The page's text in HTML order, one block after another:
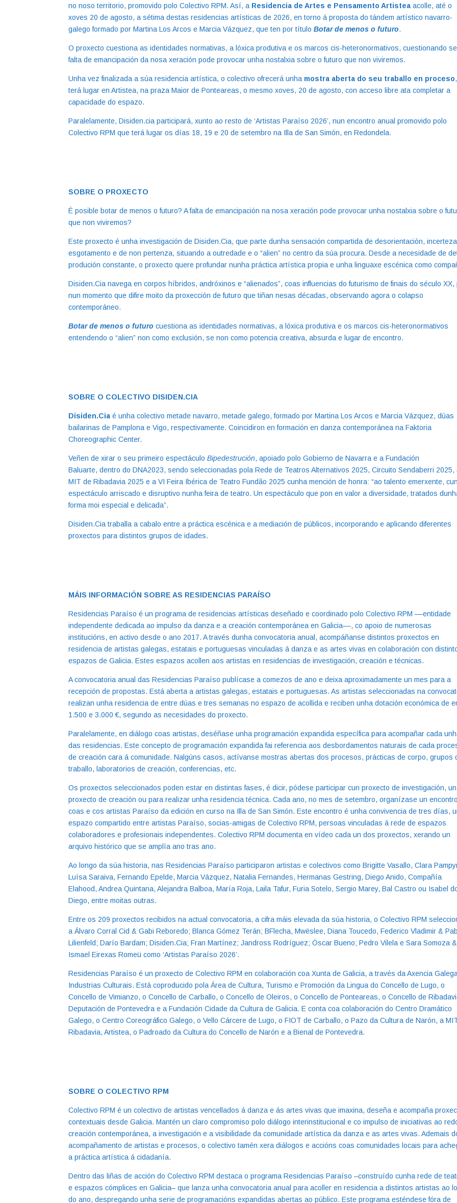
no noso territorio, promovido polo Colectivo RPM. Así, a Residencia de Artes e Pensamento Artistea acolle, até o
xoves 20 de agosto, a sétima destas residencias artísticas de 2026, en torno á proposta do tándem artístico navarro-
galego formado por Martina Los Arcos e Marcia Vázquez, que ten por títuloBotar de menos o futuro.
O proxecto cuestiona as identidades normativas, a lóxica produtiva e os marcos cis-heteronormativos, cuestionando
falta de emancipación da nosa xeración pode provocar unha nostalxia sobre o futuro que non viviremos.
Unha vez finalizada a súa residencia artística, o colectivo ofrecerá unha mostra aberta do seu traballo en proceso
terá lugar en Artistea, na praza Maior de Ponteareas, o mesmo xoves, 20 de agosto, con acceso libre ata completar a
capacidade do espazo.
Paralelamente, Disiden.cia participará, xunto ao resto de ‘Artistas Paraíso 2026’, nun encontro anual promovido polo
Colectivo RPM que terá lugar os días 18, 19 e 20 de setembro na Illa de San Simón, en Redondela.
SOBRE O PROXECTO
É posible botar de menos o futuro? A falta de emancipación na nosa xeración pode provocar unha nostalxia sobre o
que non viviremos?
Este proxecto é unha investigación de Disiden.Cia, que parte dunha sensación compartida de desorientación,
esgotamento e de non pertenza, situando a outredade e o “alien” no centro da súa procura. Desde a necesidade de
produción constante, o proxecto quere profundar nunha práctica artística propia e unha linguaxe escénica como
Disiden.Cia navega en corpos híbridos, andróxinos e “alienados”, coas influencias do futurismo de finais do século XX,
nun momento que difire moito da proxección de futuro que tiñan nesas décadas, observando agora o colapso
contemporáneo.
Botar de menos o futuro cuestiona as identidades normativas, a lóxica produtiva e os marcos cis-heteronormativos
entendendo o “alien” non como exclusión, se non como potencia creativa, absurda e lugar de encontro.
SOBRE O COLECTIVO DISIDEN.CIA
Disiden.Ciaé unha colectivo metade navarro, metade galego, formado por Martina Los Arcos e Marcia Vázquez, dúas
bailarinas de Pamplona e Vigo, respectivamente. Coincidiron en formación en danza contemporánea na Faktoria
Choreographic Center.
Veñen de xirar o seu primeiro espectáculoBipedestrución, apoiado polo Gobierno de Navarra e a Fundación
Baluarte, dentro do DNA2023, sendo seleccionadas pola Rede de Teatros Alternativos 2025, Circuito Sendaberri 2025,
MIT de Ribadavia 2025 e a VI Feira Ibérica de Teatro Fundão 2025 cunha mención de honra: “ao talento emerxente, cun
espectáculo arriscado e disruptivo nunha feira de teatro. Un espectáculo que pon en valor a diversidade, tratados
forma moi especial e delicada”.
Disiden.Cia traballa a cabalo entre a práctica escénica e a mediación de públicos, incorporando e aplicando diferentes
proxectos para distintos grupos de idades.
MÁIS INFORMACIÓN SOBRE AS RESIDENCIAS PARAÍSO
Residencias Paraíso é un programa de residencias artísticas deseñado e coordinado polo Colectivo RPM ––entidade
independente dedicada ao impulso da danza e a creación contemporánea en Galicia––, co apoio de numerosas
institucións, en activo desde o ano 2017. A través dunha convocatoria anual, acompáñanse distintos proxectos en
residencia de artistas galegas, estatais e portuguesas vinculadas á danza e as artes vivas en colaboración con
espazos de Galicia. Estes espazos acollen aos artistas en residencias de investigación, creación e técnicas.
A convocatoria anual das Residencias Paraíso publícase a comezos de ano e deixa aproximadamente un mes para a
recepción de propostas. Está aberta a artistas galegas, estatais e portuguesas. As artistas seleccionadas na
realizan unha residencia de entre dúas e tres semanas no espazo de acollida e reciben unha dotación económica de
1.500 e 3.000 €, segundo as necesidades do proxecto.
Paralelamente, en diálogo coas artistas, deséñase unha programación expandida específica para acompañar cada
das residencias. Este concepto de programación expandida fai referencia aos desbordamentos naturais de cada
de creación cara á comunidade. Nalgúns casos, actívanse mostras abertas dos procesos, prácticas de corpo, grupos
traballo, laboratorios de creación, conferencias, etc.
Os proxectos seleccionados poden estar en distintas fases, é dicir, pódese participar cun proxecto de investigación, un
proxecto de creación ou para realizar unha residencia técnica. Cada ano, no mes de setembro, organízase un encontro
coas e cos artistas Paraíso da edición en curso na Illa de San Simón. Este encontro é unha convivencia de tres días,
espazo compartido entre artistas Paraíso, socias-amigas de Colectivo RPM, persoas vinculadas á rede de espazos
colaboradores e profesionais independentes. Colectivo RPM documenta en vídeo cada un dos proxectos, xerando un
arquivo histórico que se amplía ano tras ano.
Ao longo da súa historia, nas Residencias Paraíso participaron artistas e colectivos como Brigitte Vasallo, Clara
Luísa Saraiva, Fernando Epelde, Marcia Vázquez, Natalia Fernandes, Hermanas Gestring, Diego Anido, Compañía
Elahood, Andrea Quintana, Alejandra Balboa, María Roja, Laila Tafur, Furia Sotelo, Sergio Marey, Bal Castro ou Isabel
Diego, entre moitas outras.
Entre os 209 proxectos recibidos na actual convocatoria, a cifra máis elevada da súa historia, o Colectivo RPM
a Álvaro Corral Cid & Gabi Reboredo; Blanca Gómez Terán; BFlecha, Mwëslee, Diana Toucedo, Federico Vladimir &
Lilienfeld; Darío Bardam; Disiden.Cia; Fran Martínez; Jandross Rodríguez; Óscar Bueno; Pedro Vilela e Sara Somoza &
Ismael Eirexas Romeü como ‘Artistas Paraíso 2026’.
Residencias Paraíso é un proxecto de Colectivo RPM en colaboración coa Xunta de Galicia, a través da Axencia
Industrias Culturais. Está coproducido pola Área de Cultura, Turismo e Promoción da Lingua do Concello de Lugo, o
Concello de Vimianzo, o Concello de Carballo, o Concello de Oleiros, o Concello de Ponteareas, o Concello de
Deputación de Pontevedra e a Fundación Cidade da Cultura de Galicia. E conta coa colaboración do Centro Dramático
Galego, o Centro Coreográfico Galego, o Vello Cárcere de Lugo, o FIOT de Carballo, o Pazo da Cultura de Narón, a
Ribadavia, Artistea, o Padroado da Cultura do Concello de Narón e a Bienal de Pontevedra.
SOBRE O COLECTIVO RPM
Colectivo RPM é un colectivo de artistas vencellados á danza e ás artes vivas que imaxina, deseña e acompaña
contextuais desde Galicia. Mantén un claro compromiso polo diálogo interinstitucional e co impulso de iniciativas ao
creación contemporánea, a investigación e a visibilidade da comunidade artística da danza e as artes vivas. Ademais
acompañamento de artistas e procesos, o colectivo tamén xera diálogos e accións coas comunidades locais para
a práctica artística á cidadanía.
Dentro das liñas de acción do Colectivo RPM destaca o programa Residencias Paraíso –construído cunha rede de
e espazos cómplices en Galicia– que lanza unha convocatoria anual para acoller en residencia a distintos artistas ao
do ano, despregando unha serie de programacións expandidas abertas ao público. Este programa esténdese fóra de